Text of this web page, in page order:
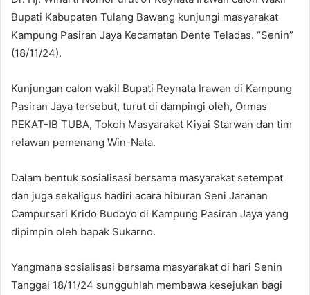
Bupati Kabupaten Tulang Bawang kunjungi masyarakat
Kampung Pasiran Jaya Kecamatan Dente Teladas. “Senin”
(18/11/24).
Kunjungan calon wakil Bupati Reynata Irawan di Kampung
Pasiran Jaya tersebut, turut di dampingi oleh, Ormas
PEKAT-IB TUBA, Tokoh Masyarakat Kiyai Starwan dan tim
relawan pemenang Win-Nata.
Dalam bentuk sosialisasi bersama masyarakat setempat
dan juga sekaligus hadiri acara hiburan Seni Jaranan
Campursari Krido Budoyo di Kampung Pasiran Jaya yang
dipimpin oleh bapak Sukarno.
Yangmana sosialisasi bersama masyarakat di hari Senin
Tanggal 18/11/24 sungguhlah membawa kesejukan bagi